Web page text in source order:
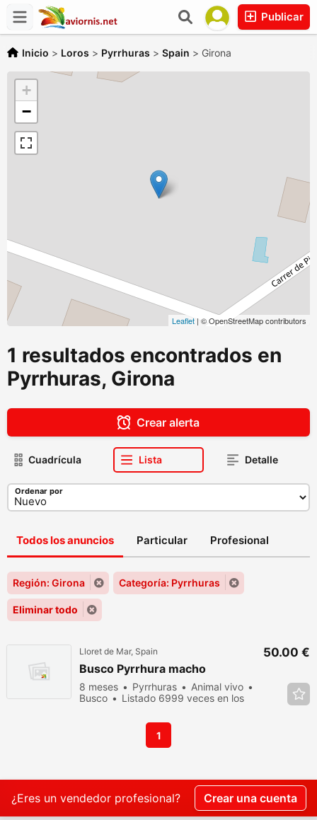
Publicar
Inicio > Loros > Pyrrhuras > Spain > Girona
+
−
Leaflet | © OpenStreetMap contributors
1 resultados encontrados en
Pyrrhuras, Girona
Crear alerta
Cuadrícula Lista Detalle
Ordenar por
Todos los anuncios Particular Profesional
Región: Girona Categoría: Pyrrhuras
Eliminar todo
Lloret de Mar, Spain
Busco Pyrrhura macho
8 meses Pyrrhuras
Animal vivo
Busco
Listado 6999 veces en los
50.00 €
1
¿Eres un vendedor profesional? Crear una cuenta